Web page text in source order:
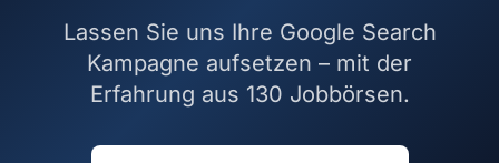
Lassen Sie uns Ihre Google Search
Kampagne aufsetzen – mit der
Erfahrung aus 130 Jobbörsen.